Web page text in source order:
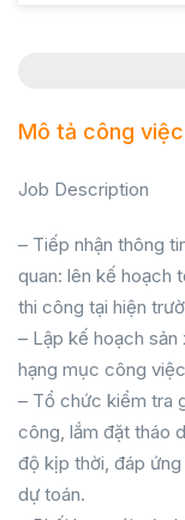
Mô tả công việc
Job Description
– Tiếp nhận thông
quan: lên kế hoạch
thi công tại hiện
– Lập kế hoạch sản
hạng mục công
– Tổ chức kiểm tra
công, lắm đặt tháo
độ kịp thời, đáp
dự toán.